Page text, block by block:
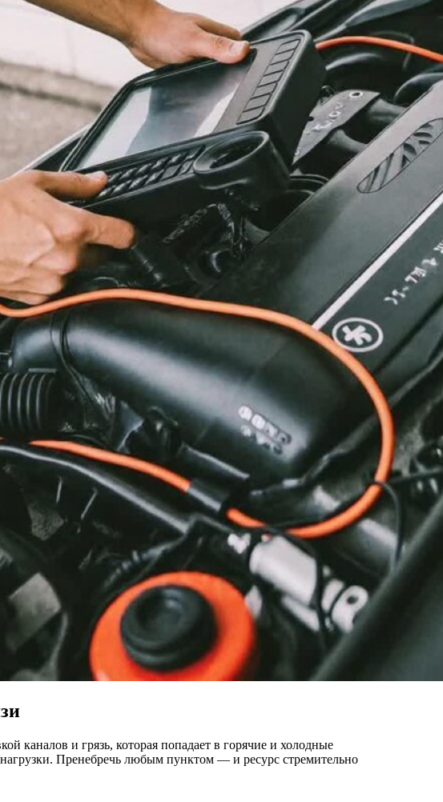
каналов и грязь, которая попадает в горячие и холодные
Пренебречь любым пунктом — и ресурс стремительно